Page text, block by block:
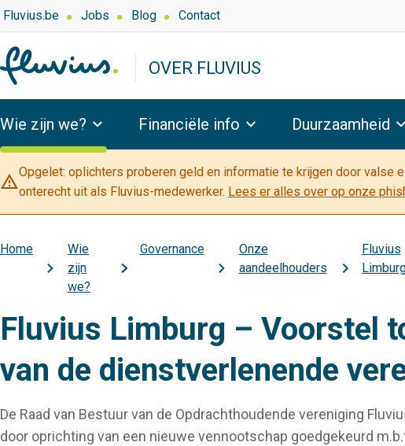
Overslaan
en
naar
de
inhoud
gaan
Top
navigation
Over
Fluvius
Fluvius.be Jobs Blog Contact
OVER FLUVIUS
Wie zijn we? Financiële info Duurzaamheid
warning_amber
Opgelet: oplichters proberen geld en informatie te krijgen door valse
onterecht uit als Fluvius-medewerker. Lees er alles over op onze
Kruimelpad
Home
Wie
zijn
we?
Governance
Onze
aandeelhouders
Fluvius
Fluvius Limburg – Voorstel
van de dienstverlenende
De Raad van Bestuur van de Opdrachthoudende vereniging
door oprichting van een nieuwe vennootschap goedgekeurd